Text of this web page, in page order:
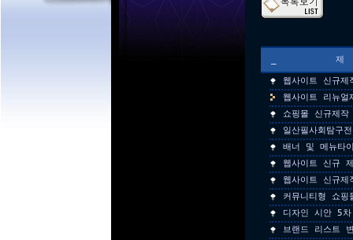
웹사이트 신규제
웹사이트 리뉴얼
쇼핑몰 신규제작
일산필사회탐구
배너 및 메뉴타
웹사이트 신규
웹사이트 신규제
커뮤니티형 쇼핑
디자인 시안 5차
브랜드 리스트